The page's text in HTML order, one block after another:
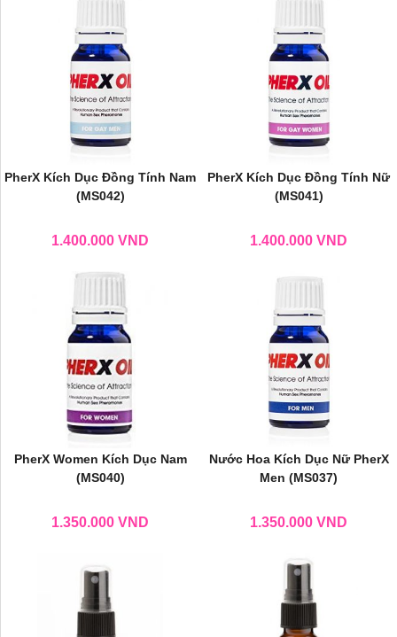
PherX Kích Dục Đồng Tính Nam
(MS042)
1.400.000 VND
PherX Kích Dục Đồng Tính Nữ
(MS041)
1.400.000 VND
PherX Women Kích Dục Nam
(MS040)
1.350.000 VND
Nước Hoa Kích Dục Nữ PherX
Men (MS037)
1.350.000 VND